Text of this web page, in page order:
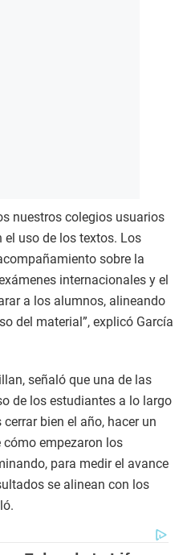
nuestros colegios usuarios
el uso de los textos. Los
sobre la
internacionales y el
a los alumnos, alineando
del material”, explicó García
señaló que una de las
de los estudiantes a lo largo
bien el año, hacer un
empezaron los
para medir el avance
se alinean con los